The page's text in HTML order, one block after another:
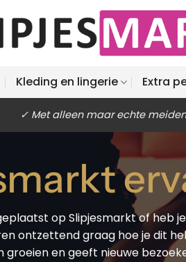
Kleding en lingerie Extra
✓ Met alleen maar echte meiden
op Slipjesmarkt of heb
ontzettend graag hoe je dit
en geeft nieuwe